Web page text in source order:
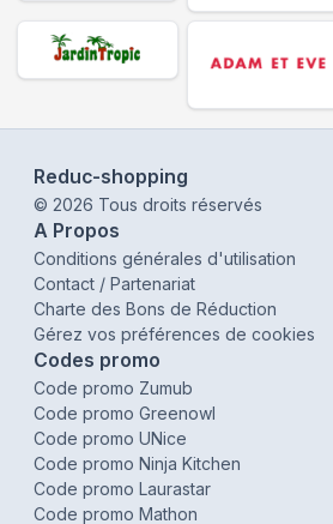
Reduc-shopping
© 2026 Tous droits réservés
A Propos
Conditions générales d'utilisation
Contact / Partenariat
Charte des Bons de Réduction
Gérez vos préférences de cookies
Codes promo
Code promo Zumub
Code promo Greenowl
Code promo UNice
Code promo Ninja Kitchen
Code promo Laurastar
Code promo Mathon